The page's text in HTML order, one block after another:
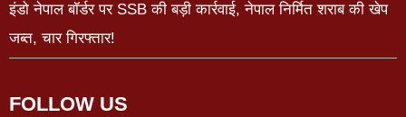
इंडो नेपाल बॉर्डर पर SSB की बड़ी कार्रवाई, नेपाल निर्मित शराब की खेप
जब्त, चार गिरफ्तार!
FOLLOW US